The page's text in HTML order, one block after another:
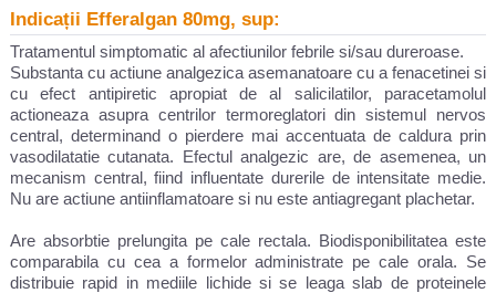
Indicații Efferalgan 80mg, sup:
Tratamentul simptomatic al afectiunilor febrile si/sau dureroase.
Substanta cu actiune analgezica asemanatoare cu a fenacetinei si
cu efect antipiretic apropiat de al salicilatilor, paracetamolul
actioneaza asupra centrilor termoreglatori din sistemul nervos
central, determinand o pierdere mai accentuata de caldura prin
vasodilatatie cutanata. Efectul analgezic are, de asemenea, un
mecanism central, fiind influentate durerile de intensitate medie.
Nu are actiune antiinflamatoare si nu este antiagregant plachetar.
Are absorbtie prelungita pe cale rectala. Biodisponibilitatea este
comparabila cu cea a formelor administrate pe cale orala. Se
distribuie rapid in mediile lichide si se leaga slab de proteinele